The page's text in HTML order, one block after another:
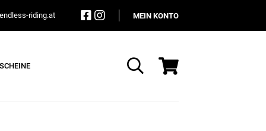
riding.at MEIN KONTO
Suche